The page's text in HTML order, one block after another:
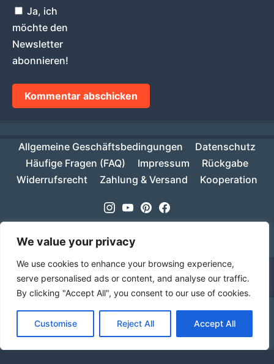
We value your privacy
We use cookies to enhance your browsing experience,
serve personalised ads or content, and analyse our traffic.
By clicking "Accept All", you consent to our use of cookies.
Customise Reject All Accept All
Ab einem Warenwert von 70€ ist deine Bestellung
innerhalb Deutschlands versandkostenfrei!Verwerfen
Ja, ich
möchte den
Newsletter
abonnieren!
Allgemeine Geschäftsbedingungen
Datenschutz
Häufige Fragen (FAQ)
Impressum
Rückgabe
Widerrufsrecht
Zahlung & Versand Kooperation
Instagram
YoutubePinterestFacebook
Sprache